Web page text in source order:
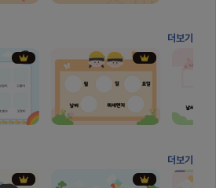
더보기
더보기